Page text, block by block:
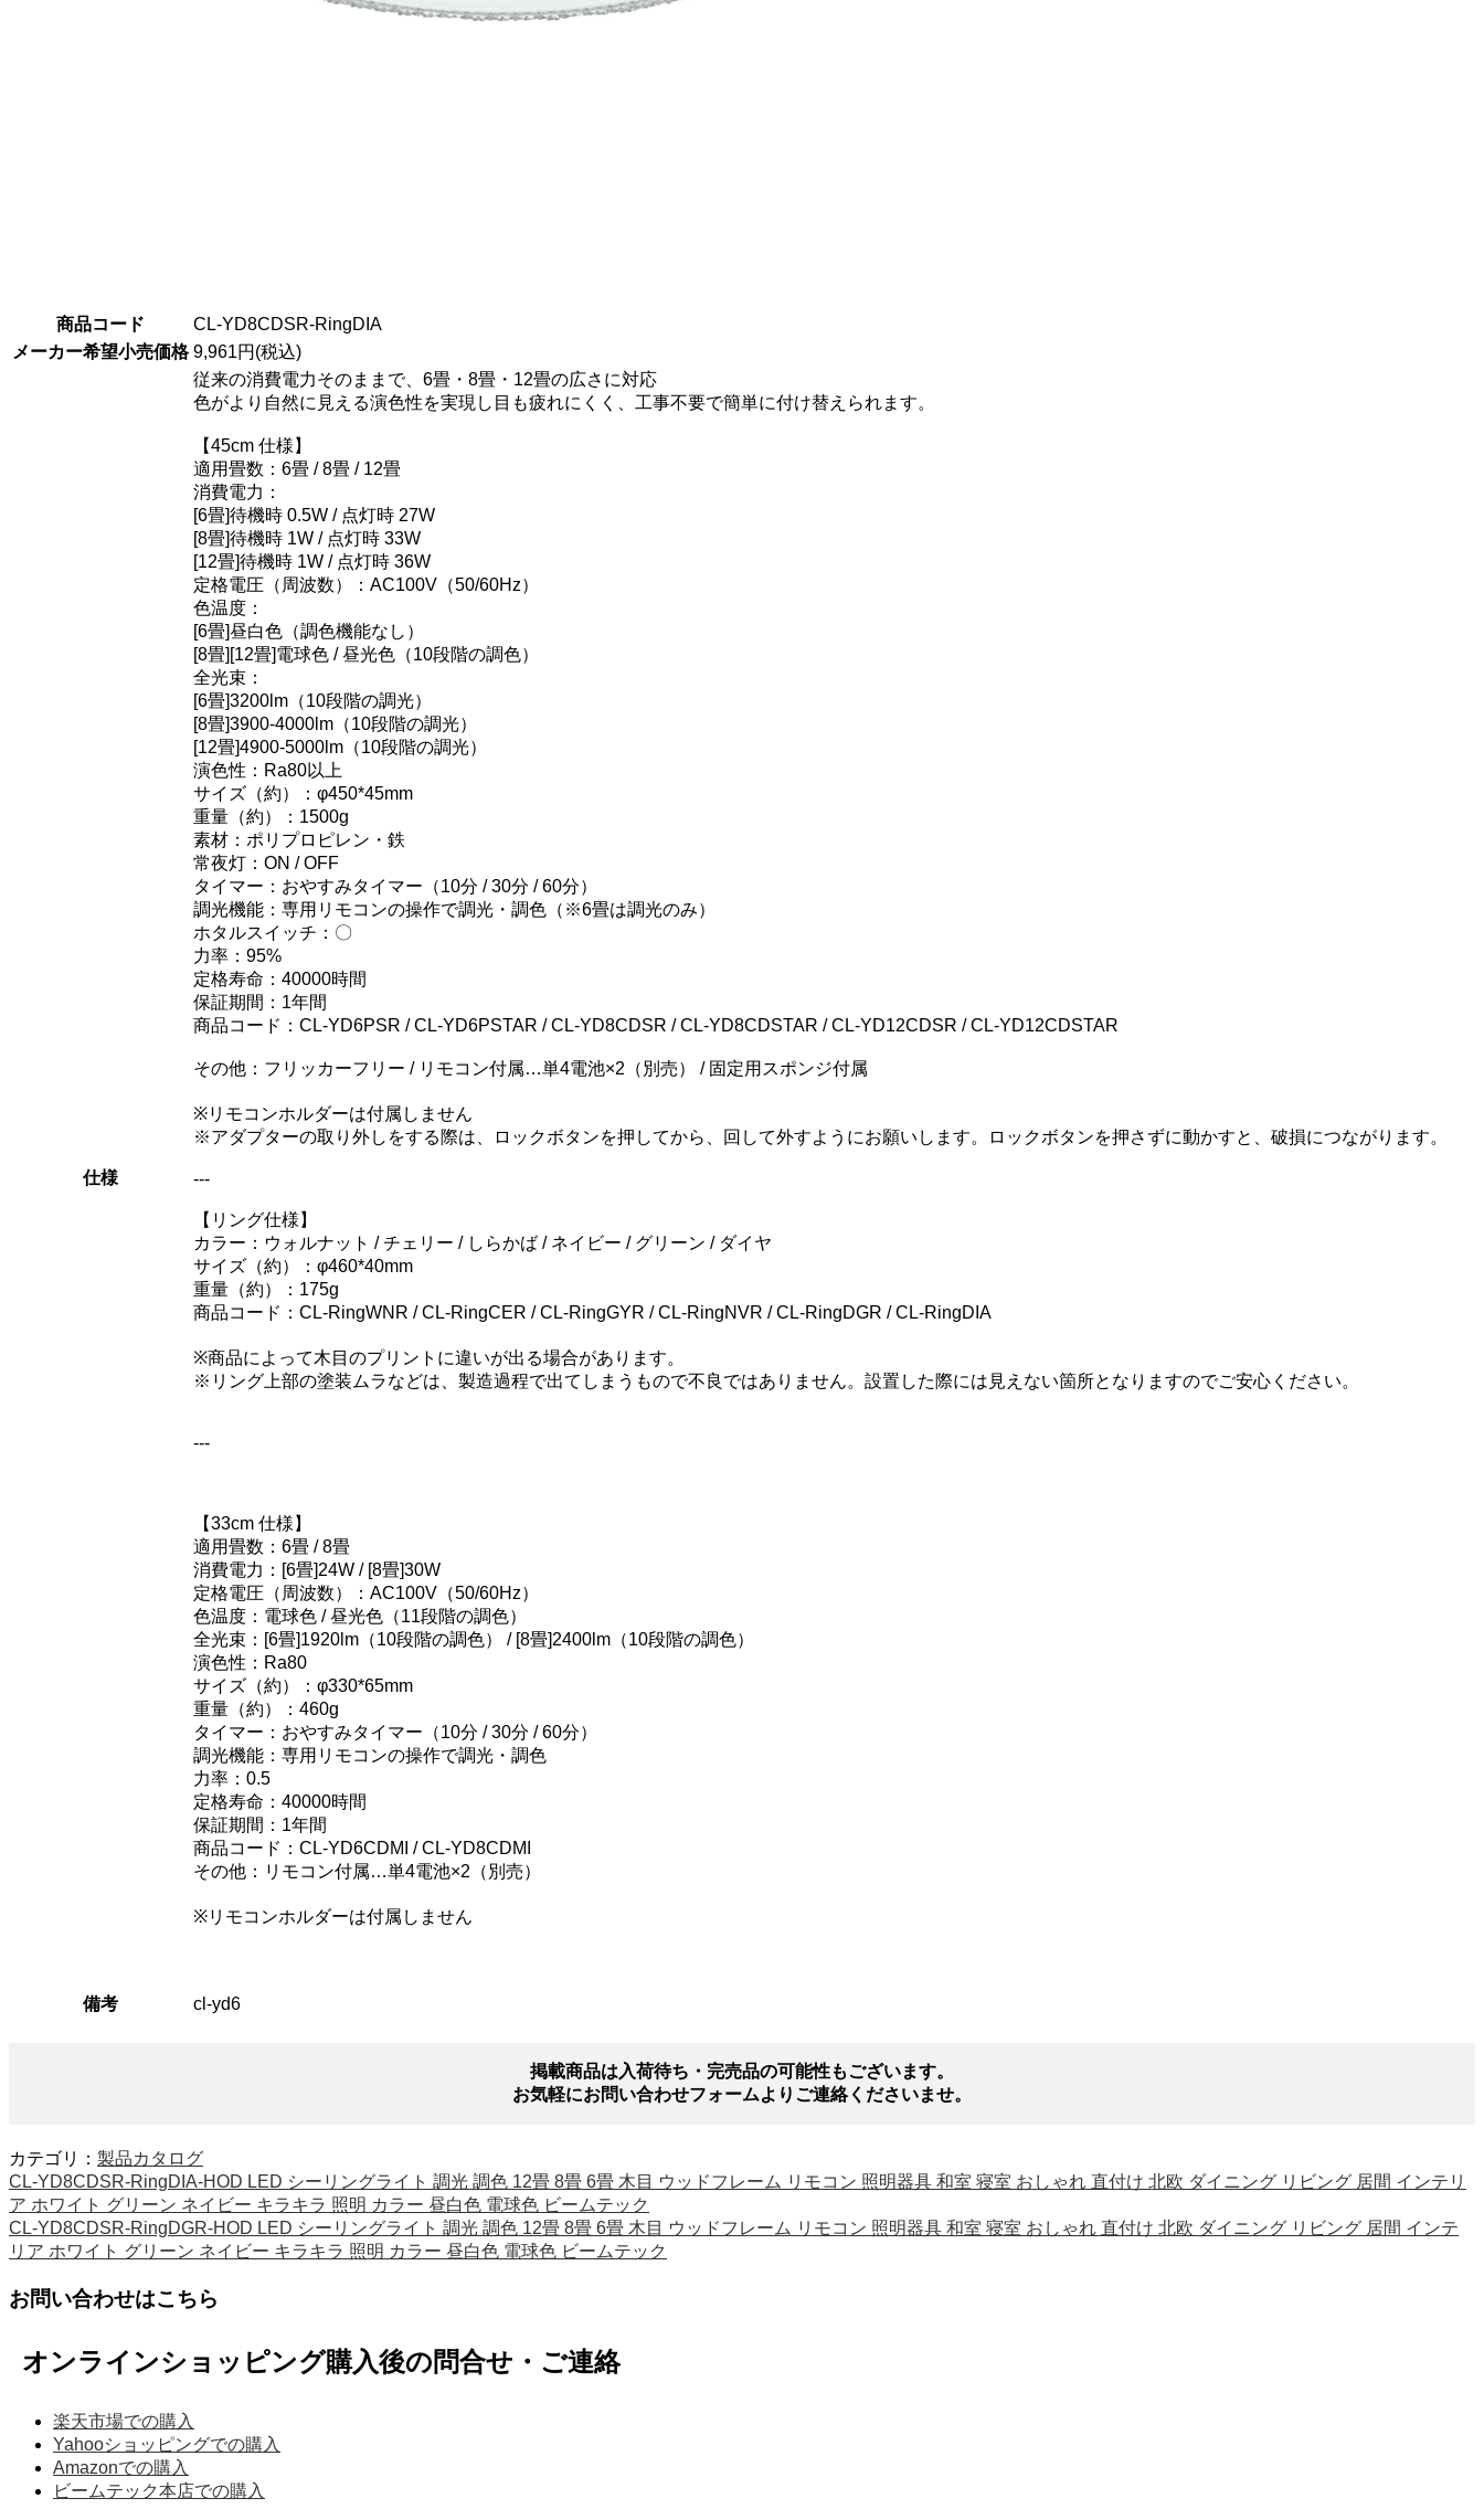
商品コード
CL-YD8CDSR-RingDIA
メーカー希望小売価格 9,961円(税込)
仕様
従来の消費電力そのままで、6畳・8畳・12畳の広さに対応
色がより自然に見える演色性を実現し目も疲れにくく、工事不要で簡単に付け替えられます。
【45cm 仕様】
適用畳数：6畳 / 8畳 / 12畳
消費電力：
[6畳]待機時 0.5W / 点灯時 27W
[8畳]待機時 1W / 点灯時 33W
[12畳]待機時 1W / 点灯時 36W
定格電圧（周波数）：AC100V（50/60Hz）
色温度：
[6畳]昼白色（調色機能なし）
[8畳][12畳]電球色 / 昼光色（10段階の調色）
全光束：
[6畳]3200lm（10段階の調光）
[8畳]3900-4000lm（10段階の調光）
[12畳]4900-5000lm（10段階の調光）
演色性：Ra80以上
サイズ（約）：φ450*45mm
重量（約）：1500g
素材：ポリプロピレン・鉄
常夜灯：ON / OFF
タイマー：おやすみタイマー（10分 / 30分 / 60分）
調光機能：専用リモコンの操作で調光・調色（※6畳は調光のみ）
ホタルスイッチ：〇
力率：95%
定格寿命：40000時間
保証期間：1年間
商品コード：CL-YD6PSR / CL-YD6PSTAR / CL-YD8CDSR / CL-YD8CDSTAR / CL-YD12CDSR / CL-YD12CDSTAR
その他：フリッカーフリー / リモコン付属…単4電池×2（別売） / 固定用スポンジ付属
※リモコンホルダーは付属しません
※アダプターの取り外しをする際は、ロックボタンを押してから、回して外すようにお願いします。ロックボタンを押さずに動かすと、破損につながります。
---
【リング仕様】
カラー：ウォルナット / チェリー / しらかば / ネイビー / グリーン / ダイヤ
サイズ（約）：φ460*40mm
重量（約）：175g
商品コード：CL-RingWNR / CL-RingCER / CL-RingGYR / CL-RingNVR / CL-RingDGR / CL-RingDIA
※商品によって木目のプリントに違いが出る場合があります。
※リング上部の塗装ムラなどは、製造過程で出てしまうもので不良ではありません。設置した際には見えない箇所となりますのでご安心ください。
---
【33cm 仕様】
適用畳数：6畳 / 8畳
消費電力：[6畳]24W / [8畳]30W
定格電圧（周波数）：AC100V（50/60Hz）
色温度：電球色 / 昼光色（11段階の調色）
全光束：[6畳]1920lm（10段階の調色） / [8畳]2400lm（10段階の調色）
演色性：Ra80
サイズ（約）：φ330*65mm
重量（約）：460g
タイマー：おやすみタイマー（10分 / 30分 / 60分）
調光機能：専用リモコンの操作で調光・調色
力率：0.5
定格寿命：40000時間
保証期間：1年間
商品コード：CL-YD6CDMI / CL-YD8CDMI
その他：リモコン付属…単4電池×2（別売）
※リモコンホルダーは付属しません
備考 cl-yd6
掲載商品は入荷待ち・完売品の可能性もございます。
お気軽にお問い合わせフォームよりご連絡くださいませ。
カテゴリ： 製品カタログ
CL-YD8CDSR-RingDIA-HOD LED シーリングライト 調光 調色 12畳 8畳 6畳 木目 ウッドフレーム リモコン 照明器具 和室 寝室 おしゃれ 直付け 北欧 ダイニング リビング 居間 インテリ
ア ホワイト グリーン ネイビー キラキラ 照明 カラー 昼白色 電球色 ビームテック
CL-YD8CDSR-RingDGR-HOD LED シーリングライト 調光 調色 12畳 8畳 6畳 木目 ウッドフレーム リモコン 照明器具 和室 寝室 おしゃれ 直付け 北欧 ダイニング リビング 居間 インテ
リア ホワイト グリーン ネイビー キラキラ 照明 カラー 昼白色 電球色 ビームテック
お問い合わせはこちら
オンラインショッピング購入後の問合せ・ご連絡
楽天市場での購入
Yahooショッピングでの購入
Amazonでの購入
ビームテック本店での購入